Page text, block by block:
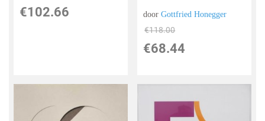
€102.66 doorGottfried Honegger
€118.00
€68.44